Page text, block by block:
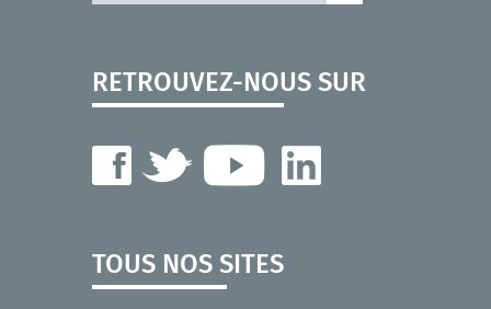
RETROUVEZ-NOUS SUR
TOUS NOS SITES